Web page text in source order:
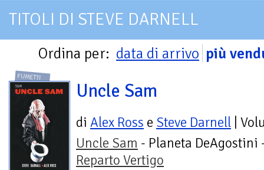
TITOLI DI STEVE DARNELL
Ordina per: data di arrivo più
FUMETTI
Uncle Sam
di Alex Ross e Steve Darnell |
Uncle Sam - Planeta DeAgostini
Reparto Vertigo